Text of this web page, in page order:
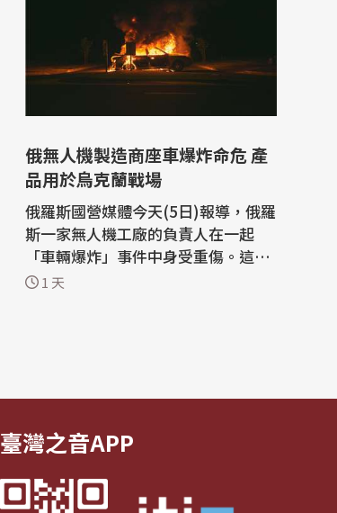
俄無人機製造商座車爆炸命危 產
品用於烏克蘭戰場
俄羅斯國營媒體今天(5日)報導，俄羅
斯一家無人機工廠的負責人在一起
「車輛爆炸」事件中身受重傷。這似
乎是數日內第二起針對俄國防務官員
1 天
臺灣之音APP